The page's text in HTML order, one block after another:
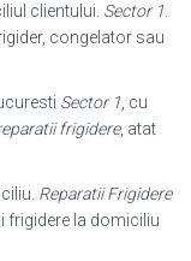
clientului. Sector 1.
congelator sau
Sector 1, cu
frigidere, atat
Reparatii Frigidere
frigidere la domiciliu